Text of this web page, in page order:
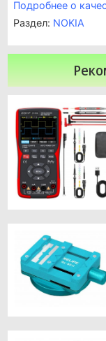
Подробнее о
Раздел: NOKIA